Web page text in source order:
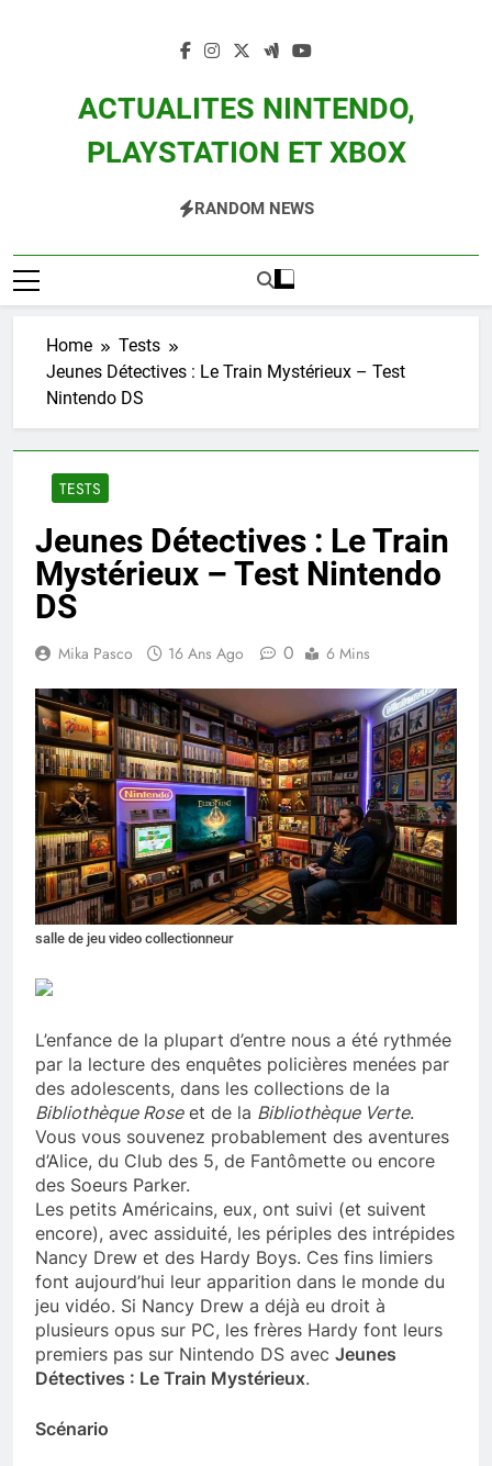
ACTUALITES NINTENDO,
PLAYSTATION ET XBOX
Zelda, Splatoon, Pokemon Entre Autres
RANDOM NEWS
Home
Tests
Jeunes Détectives : Le Train Mystérieux – Test
Nintendo DS
TESTS
Jeunes Détectives : Le Train
Mystérieux – Test Nintendo
DS
Mika Pasco 16 Ans Ago 0 6 Mins
salle de jeu video collectionneur
L’enfance de la plupart d’entre nous a été rythmée
par la lecture des enquêtes policières menées par
des adolescents, dans les collections de la
Bibliothèque Roseet de la Bibliothèque Verte.
Vous vous souvenez probablement des aventures
d’Alice, du Club des 5, de Fantômette ou encore
des Soeurs Parker.
Les petits Américains, eux, ont suivi (et suivent
encore), avec assiduité, les périples des intrépides
Nancy Drew et des Hardy Boys. Ces fins limiers
font aujourd’hui leur apparition dans le monde du
jeu vidéo. Si Nancy Drew a déjà eu droit à
plusieurs opus sur PC, les frères Hardy font leurs
premiers pas sur Nintendo DS avec Jeunes
Détectives : Le Train Mystérieux.
Scénario